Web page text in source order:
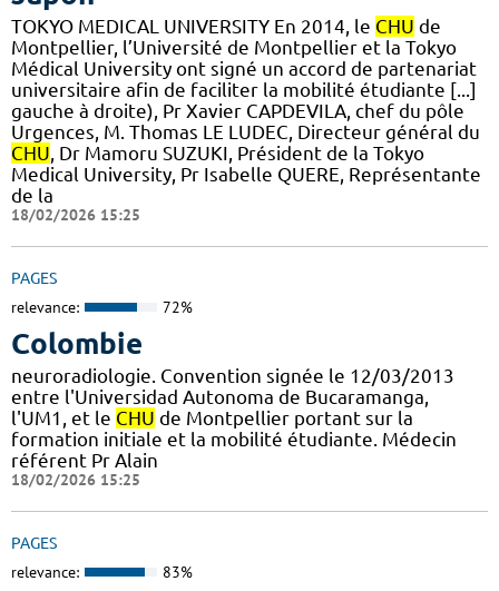
TOKYO MEDICAL UNIVERSITY En 2014, le CHU de
Montpellier, l’Université de Montpellier et la Tokyo
Médical University ont signé un accord de partenariat
universitaire afin de faciliter la mobilité étudiante [...]
gauche à droite), Pr Xavier CAPDEVILA, chef du pôle
Urgences, M. Thomas LE LUDEC, Directeur général du
CHU , Dr Mamoru SUZUKI, Président de la Tokyo
Medical University, Pr Isabelle QUERE, Représentante
de la
18/02/2026 15:25
PAGES
relevance: 72%
Colombie
neuroradiologie. Convention signée le 12/03/2013
entre l'Universidad Autonoma de Bucaramanga,
l'UM1, et le CHU de Montpellier portant sur la
formation initiale et la mobilité étudiante. Médecin
référent Pr Alain
18/02/2026 15:25
PAGES
relevance: 83%